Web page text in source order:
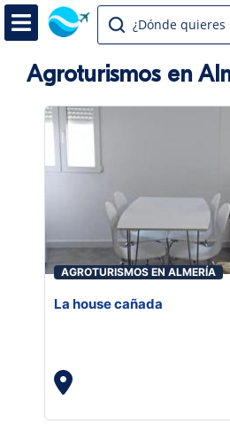
¿Dónde quieres
Agroturismos en
AGROTURISMOS EN ALMERÍA
La house cañada